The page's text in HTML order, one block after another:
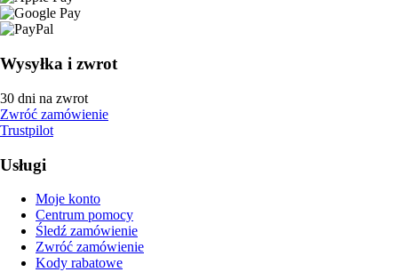
Wysyłka i zwrot
30 dni na zwrot
Zwróć zamówienie
Trustpilot
Usługi
Moje konto
Centrum pomocy
Śledź zamówienie
Zwróć zamówienie
Kody rabatowe